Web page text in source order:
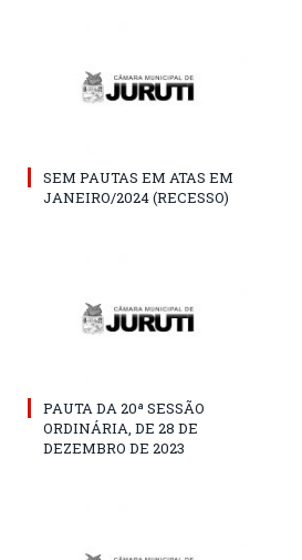
SEM PAUTAS EM ATAS EM
JANEIRO/2024 (RECESSO)
PAUTA DA 20ª SESSÃO
ORDINÁRIA, DE 28 DE
DEZEMBRO DE 2023